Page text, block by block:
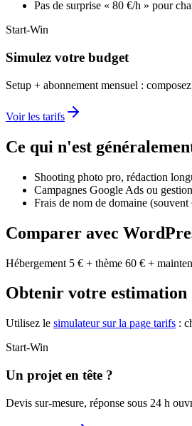
Pas de surprise « 80 €/h » pour
Start-Win
Simulez votre budget
Setup + abonnement mensuel :
Voir les tarifs
Ce qui n'est
Shooting photo pro, rédaction
Campagnes Google Ads ou
Frais de nom de domaine
Comparer avec
Hébergement 5 € + thème 60 € +
Obtenir votre estimation
Utilisez le simulateur sur la page tarifs :
Start-Win
Un projet en tête ?
Devis sur-mesure, réponse sous 24 h